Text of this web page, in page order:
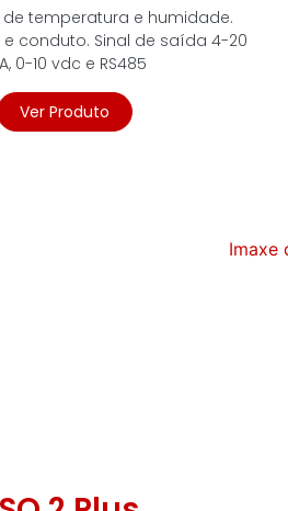
temperatura e humidade.
conduto. Sinal de saída 4-20
0-10 vdc e RS485
Ver Produto